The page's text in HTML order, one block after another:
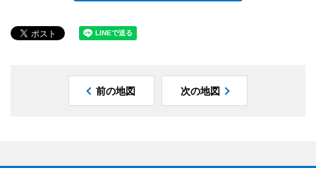
前の地図 次の地図